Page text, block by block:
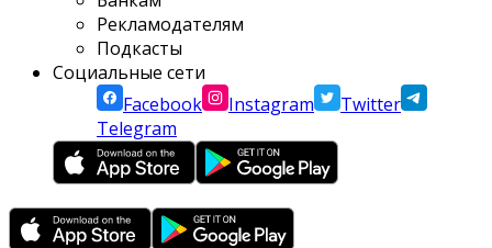
Рекламодателям
Подкасты
Социальные сети
Facebook
Instagram
Twitter
Telegram